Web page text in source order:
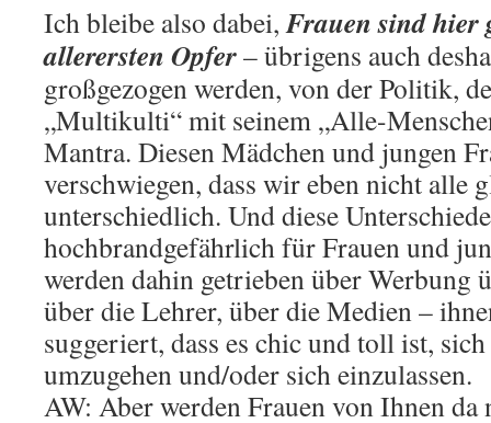
Ich bleibe also dabei, Frauen sind hier
allerersten Opfer– übrigens auch
großgezogen werden, von der Politik,
„Multikulti“ mit seinem „Alle-
Mantra. Diesen Mädchen und jungen
verschwiegen, dass wir eben nicht alle
unterschiedlich. Und diese
hochbrandgefährlich für Frauen und
werden dahin getrieben über Werbung
über die Lehrer, über die Medien –
suggeriert, dass es chic und toll ist,
umzugehen und/oder sich einzulassen.
AW: Aber werden Frauen von Ihnen